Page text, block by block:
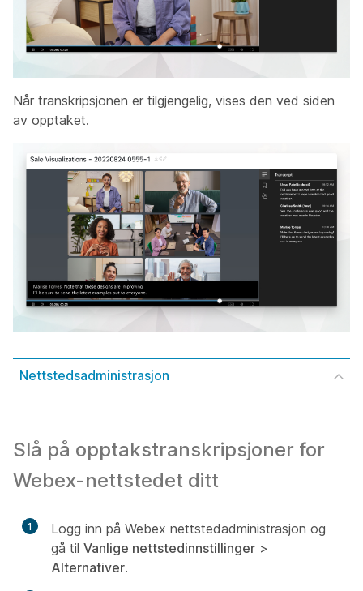
Når transkripsjonen er tilgjengelig, vises den ved siden
av opptaket.
Nettstedsadministrasjon
Slå på opptakstranskripsjoner for
Webex-nettstedet ditt
1
Logg inn på Webex nettstedadministrasjon og
gå til Vanlige nettstedinnstillinger >
Alternativer.